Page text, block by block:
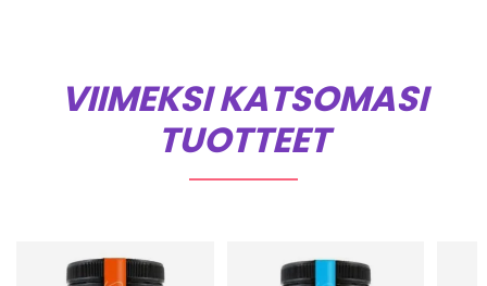
VIIMEKSI KATSOMASI
TUOTTEET